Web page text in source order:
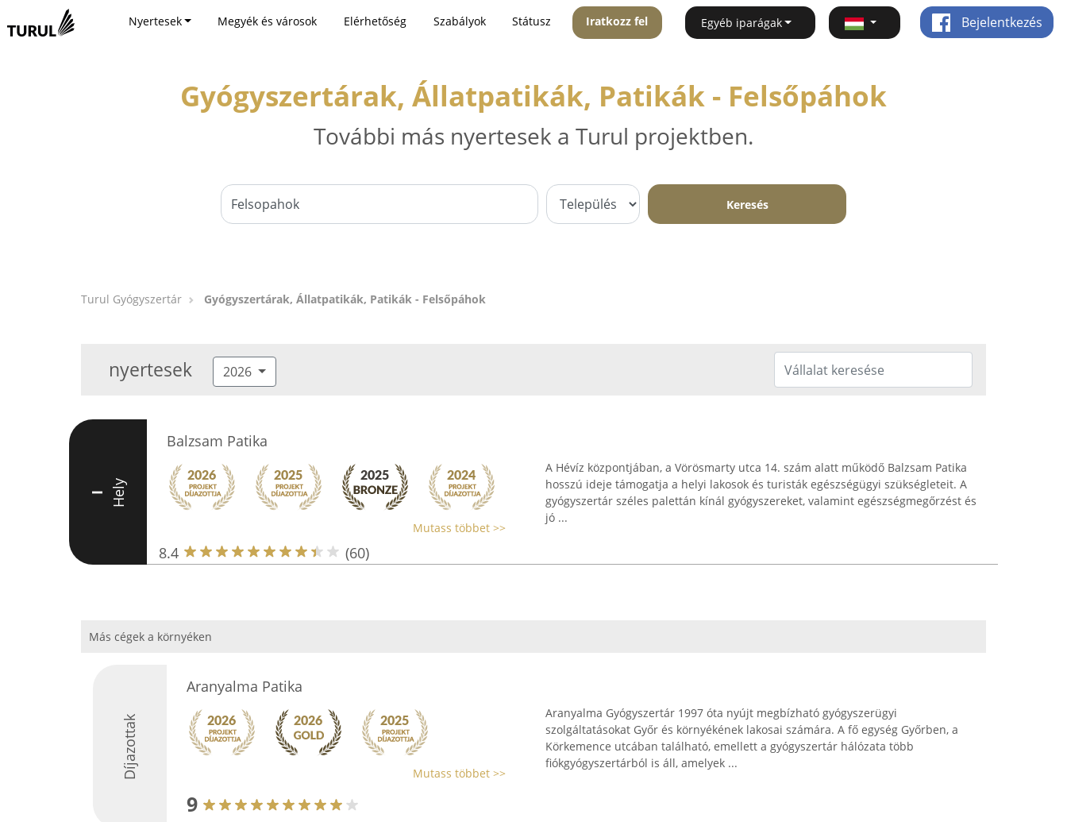
Nyertesek Megyék és városok Elérhetőség Szabályok Státusz Iratkozz fel Egyéb iparágak Bejelentkezés
Gyógyszertárak, Állatpatikák, Patikák - Felsőpáhok
További más nyertesek a Turul projektben.
Keresés
Turul Gyógyszertár Gyógyszertárak, Állatpatikák, Patikák - Felsőpáhok
nyertesek 2026
I Hely
Balzsam Patika
Mutass többet >>
8.4 (60)
A Hévíz központjában, a Vörösmarty utca 14. szám alatt működő Balzsam Patika
hosszú ideje támogatja a helyi lakosok és turisták egészségügyi szükségleteit. A
gyógyszertár széles palettán kínál gyógyszereket, valamint egészségmegőrzést és
jó ...
Más cégek a környéken
Díjazottak
Aranyalma Patika
Mutass többet >>
9
Aranyalma Gyógyszertár 1997 óta nyújt megbízható gyógyszerügyi
szolgáltatásokat Győr és környékének lakosai számára. A fő egység Győrben, a
Körkemence utcában található, emellett a gyógyszertár hálózata több
fiókgyógyszertárból is áll, amelyek ...